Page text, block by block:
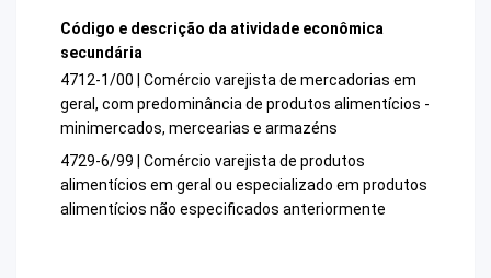
Código e descrição da atividade econômica
secundária
4712-1/00 | Comércio varejista de mercadorias em
geral, com predominância de produtos alimentícios -
minimercados, mercearias e armazéns
4729-6/99 | Comércio varejista de produtos
alimentícios em geral ou especializado em produtos
alimentícios não especificados anteriormente